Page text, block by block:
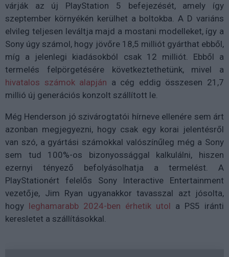
várják az új PlayStation 5 befejezését, amely így
szeptember környékén kerülhet a boltokba. A D variáns
elvileg teljesen leváltja majd a mostani modelleket, így a
Sony úgy számol, hogy jövőre 18,5 milliót gyárthat ebből,
míg a jelenlegi kiadásokból csak 12 milliót. Ebből a
termelés felpörgetésére következtethetünk, mivel a
hivatalos számok alapján a cég eddig összesen 21,7
millió új generációs konzolt szállított le.
Még Henderson jó szivárogtatói hírneve ellenére sem árt
azonban megjegyezni, hogy csak egy korai jelentésről
van szó, a gyártási számokkal valószínűleg még a Sony
sem tud 100%-os bizonyossággal kalkulálni, hiszen
ezernyi tényező befolyásolhatja a termelést. A
PlayStationért felelős Sony Interactive Entertainment
vezetője, Jim Ryan ugyanakkor tavasszal azt jósolta,
hogy leghamarabb 2024-ben érhetik utol a PS5 iránti
keresletet a szállításokkal.